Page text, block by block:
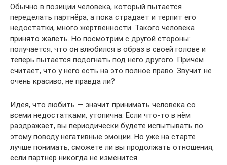
Обычно в позиции человека, который пытается
переделать партнёра, а пока страдает и терпит его
недостатки, много жертвенности. Такого человека
принято жалеть. Но посмотрим с другой стороны:
получается, что он влюбился в образ в своей голове и
теперь пытается подогнать под него другого. Причём
считает, что у него есть на это полное право. Звучит не
очень красиво, не правда ли?
Идея, что любить — значит принимать человека со
всеми недостатками, утопична. Если что-то в нём
раздражает, вы периодически будете испытывать по
этому поводу негативные эмоции. Но уже на старте
лучше понимать, сможете ли вы продолжать отношения,
если партнёр никогда не изменится.